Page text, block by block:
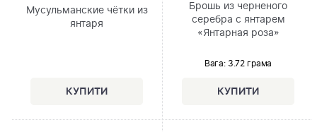
Мусульманские чётки из
янтаря
Брошь из черненого
серебра с янтарем
«Янтарная роза»
Вага: 3.72 грама